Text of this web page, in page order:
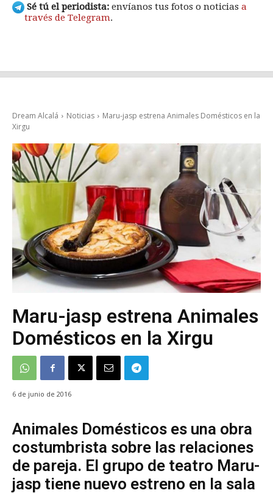
Sé tú el periodista: envíanos tus fotos o noticias a
través de Telegram.